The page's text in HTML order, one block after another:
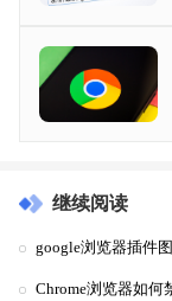
继续阅读
google浏览器插件
Chrome浏览器如何